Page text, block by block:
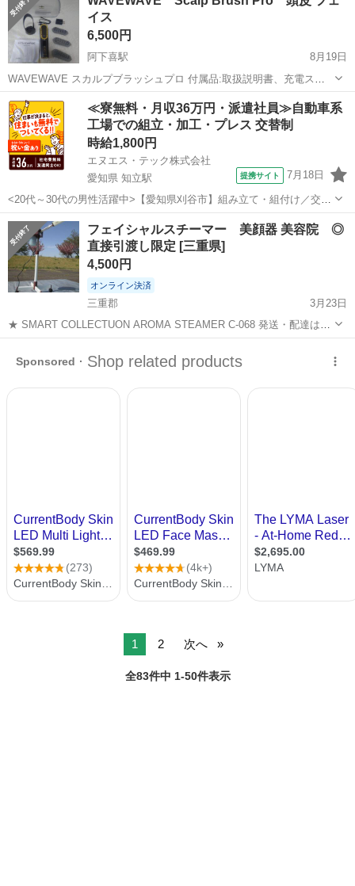
で、気がつけば本来の美しさを取り戻します。この美顔器は、●7種類
光●高周波振動汚れ落とし、●3段恒...
イス
6,500円
阿下喜駅
8月19日
WAVEWAVE スカルプブラッシュプロ 付属品:取扱説明書、充電スタ
ンド、ACアダプター、ケーブル、ブラシ、スポイト、アタッチメント
3個、ポーチ。 目立つ傷や汚れの無いとても綺麗な商品になります。 1
度試しに使いその後一...
三重 いなべ市 阿下喜駅 美容家電 頭皮
≪寮無料・月収36万円・派遣社員≫自動車系
工場での組立・加工・プレス 交替制
時給1,800円
エヌエス・テック株式会社
愛知県 知立駅
提携サイト 7月18日
<20代～30代の男性活躍中>【愛知県刈谷市】組み立て・組付け／交替
制／月収36.2万円以上可能！／ngy143-99 仕事概要 仕事概要 困った時
／トラブル時のサポートも万全 ー・ー・ー・ー・ー・ー 毎週火曜/金
曜 入社...
愛知 刈谷市 知立駅
フェイシャルスチーマー 美顔器 美容院 ◎
直接引渡し限定 [三重県]
4,500円
オンライン決済
三重郡
3月23日
★ SMART COLLECTUON AROMA STEAMER C-068 発送・配達は致
しません。 中古品です。程度良好。 美容院で使っていた本格タイプ。
● 簡単操作 ● 大容量スチーム ● 強力...
1 2 次へ
全83件中 1-50件表示